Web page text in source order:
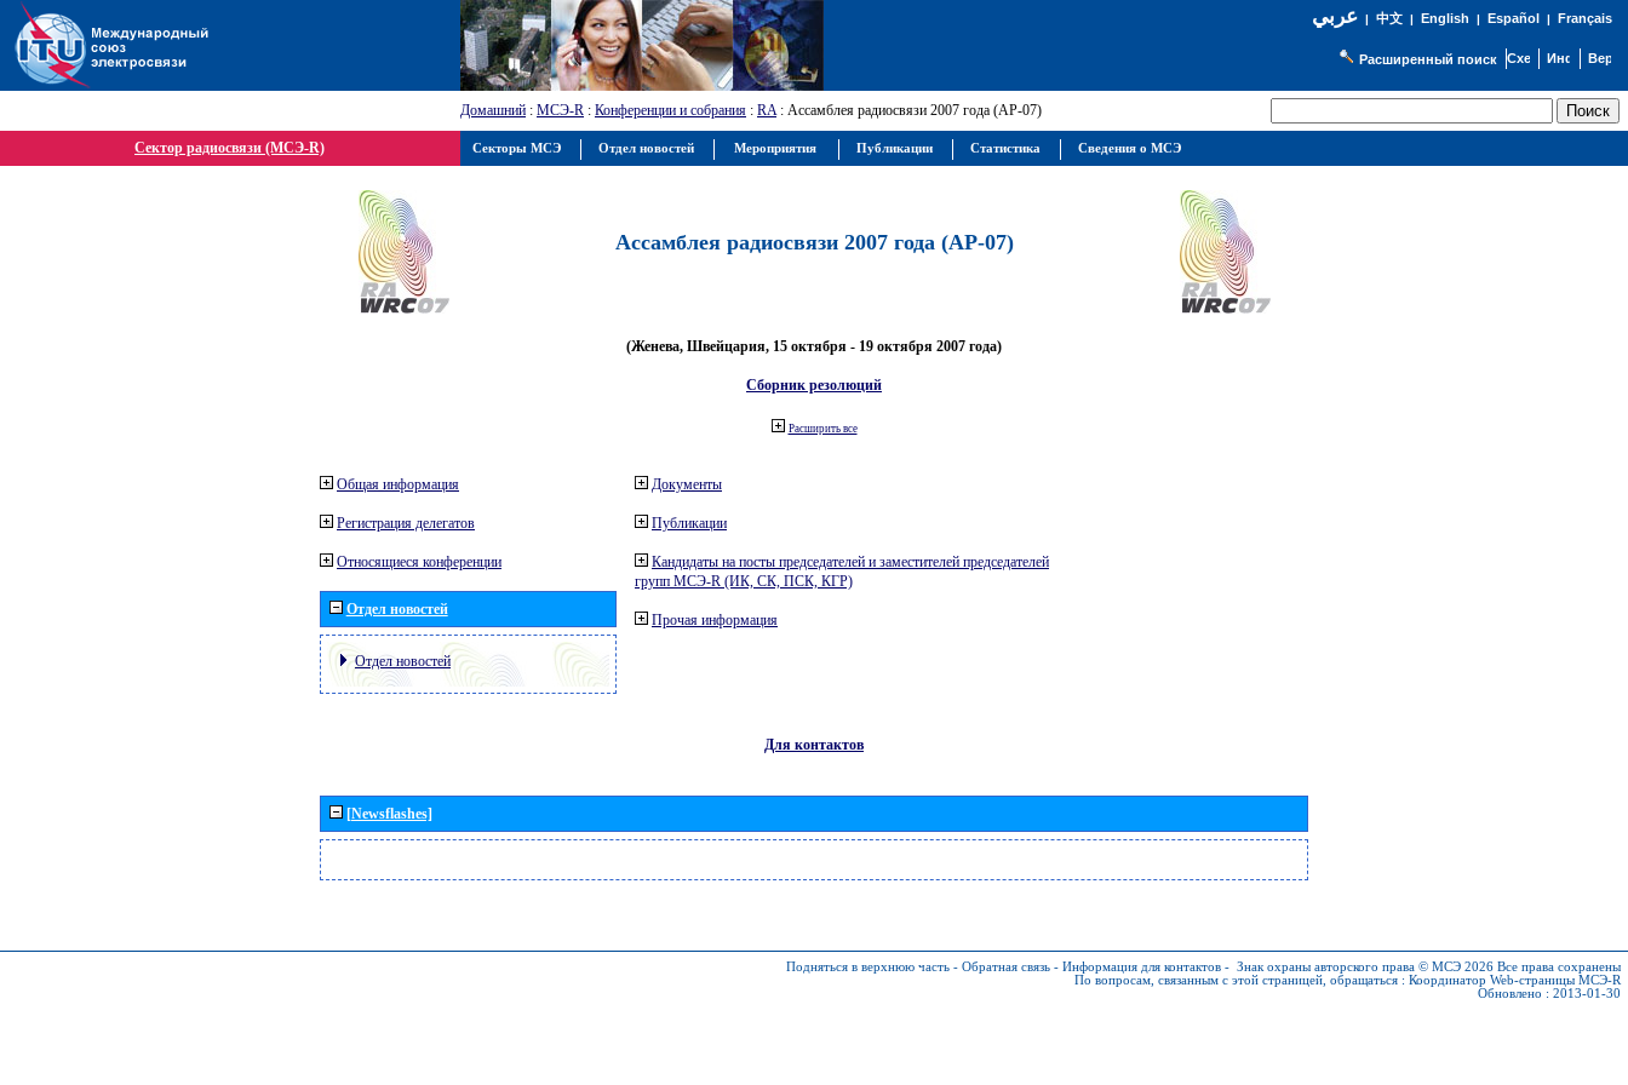
عربي| 中文| English | Español | Français
Расширенный поиск
Домашний : МСЭ-R : Конференции и собрания : RA: Ассамблея радиосвязи 2007 года (АР-07)
Сектор радиосвязи (МСЭ-R)
Ассамблея радиосвязи 2007 года (АР-07)
(Женева, Швейцария, 15 октября - 19 октября 2007 года)
Сборник резолюций
Расширить все
Общая информация
Регистрация делегатов
Относящиеся конференции
Отдел новостей
Отдел новостей
Документы
Публикации
Кандидаты на посты председателей и заместителей председателей
групп МСЭ-R (ИК, СК, ПСК, КГР)
Прочая информация
Для контактов
[Newsflashes]
Подняться в верхнюю часть - Обратная связь - Информация для контактов - Знак охраны авторского права © МСЭ 2026 Все права сохранены
По вопросам, связанным с этой страницей, обращаться : Координатор Web-страницы МСЭ-R
Обновлено : 2013-01-30
Секторы МСЭ Отдел новостей Мероприятия Публикации Статистика Сведения о МСЭ